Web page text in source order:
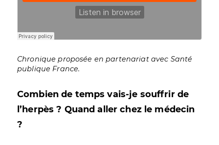
Chronique proposée en partenariat avec Santé
publique France.
Combien de temps vais-je souffrir de
l’herpès ? Quand aller chez le médecin
?